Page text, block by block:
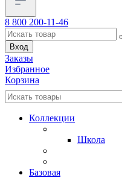
8 800 200-11-46
Вход
Заказы
Избранное
Корзина
Коллекции
Школа
Базовая